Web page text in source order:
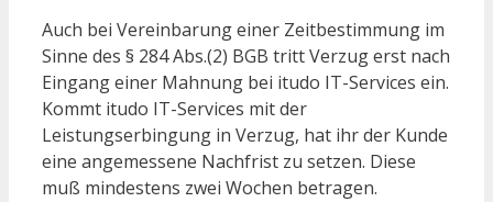
Auch bei Vereinbarung einer Zeitbestimmung im
Sinne des § 284 Abs.(2) BGB tritt Verzug erst nach
Eingang einer Mahnung bei itudo IT-Services ein.
Kommt itudo IT-Services mit der
Leistungserbingung in Verzug, hat ihr der Kunde
eine angemessene Nachfrist zu setzen. Diese
muß mindestens zwei Wochen betragen.